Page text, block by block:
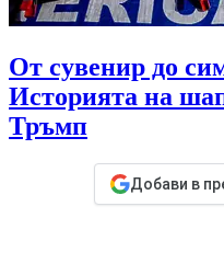
От сувенир до
Историята на
Тръмп
Добави в